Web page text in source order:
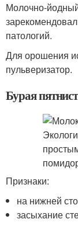
Молочно-
патологий.
Для орошения
пульверизатор.
Бурая
Признаки:
на нижней
засыхание